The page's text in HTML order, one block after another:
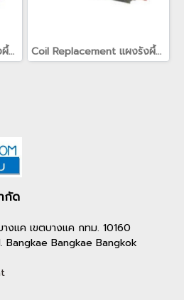
Coil Replacement แผงรังผึ้ง แผงคอยล์สำหรับเครื่องปรับอากาศเทรน TRANE Coil Replacement แผงรังผึ้ง แผงคอยล์สำหรับเครื่องปรับอากาศเทรน TRANE(copy)(copy)(copy)(copy)
กัด
งแค เขตบางแค กทม. 10160
Bangkae Bangkok